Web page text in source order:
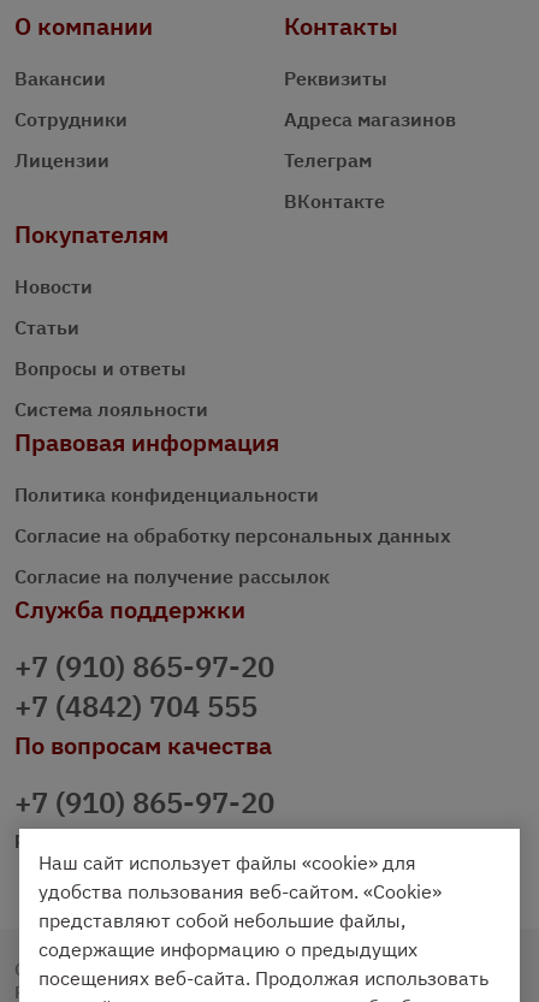
О компании
Вакансии
Сотрудники
Лицензии
Контакты
Реквизиты
Адреса магазинов
Телеграм
ВКонтакте
Покупателям
Новости
Статьи
Вопросы и ответы
Система лояльности
Правовая информация
Политика конфиденциальности
Согласие на обработку персональных данных
Согласие на получение рассылок
Служба поддержки
+7 (910) 865-97-20
+7 (4842) 704 555
По вопросам качества
+7 (910) 865-97-20
prazdnichniy40@palmi.ru
Copyright © 2020 - 2026. Праздничный Стол.
Разработка и продвижение - Vegas Studio
Наш сайт использует файлы «cookie» для
удобства пользования веб-сайтом. «Cookie»
представляют собой небольшие файлы,
содержащие информацию о предыдущих
посещениях веб-сайта. Продолжая использовать